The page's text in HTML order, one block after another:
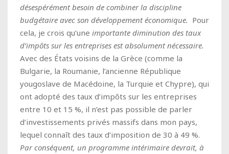
désespérément besoin de combiner la discipline
budgétaire avec son développement économique. Pour
cela, je crois qu’une importante diminution des taux
d’impôts sur les entreprises est absolument nécessaire.
Avec des États voisins de la Grèce (comme la
Bulgarie, la Roumanie, l’ancienne République
yougoslave de Macédoine, la Turquie et Chypre), qui
ont adopté des taux d’impôts sur les entreprises
entre 10 et 15 %, il n’est pas possible de parler
d’investissements privés massifs dans mon pays,
lequel connaît des taux d’imposition de 30 à 49 %.
Par conséquent, un programme intérimaire devrait, à